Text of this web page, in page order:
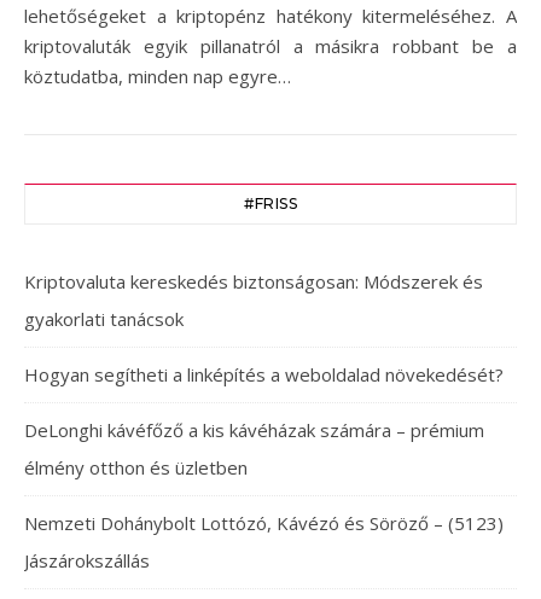
lehetőségeket a kriptopénz hatékony kitermeléséhez. A
kriptovaluták egyik pillanatról a másikra robbant be a
köztudatba, minden nap egyre…
#FRISS
Kriptovaluta kereskedés biztonságosan: Módszerek és
gyakorlati tanácsok
Hogyan segítheti a linképítés a weboldalad növekedését?
DeLonghi kávéfőző a kis kávéházak számára – prémium
élmény otthon és üzletben
Nemzeti Dohánybolt Lottózó, Kávézó és Söröző – (5123)
Jászárokszállás